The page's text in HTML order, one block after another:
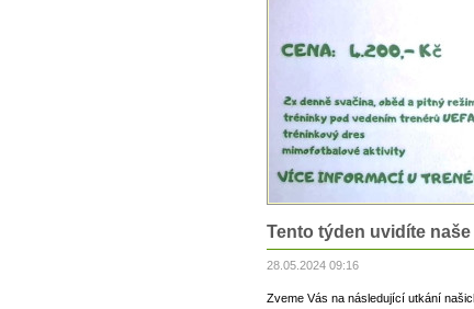
Tento týden uvidíte
28.05.2024 09:16
Zveme Vás na následující utkání